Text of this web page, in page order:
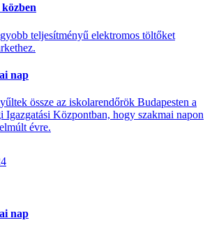
teljesítményű elektromos töltőket
nap
össze az iskolarendőrök Budapesten a
Igazgatási Központban, hogy szakmai napon
évre.
nap